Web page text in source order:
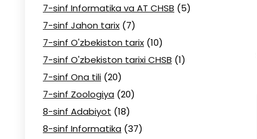
7-sinf Informatika va AT CHSB (5)
7-sinf Jahon tarix (7)
7-sinf O'zbekiston tarix (10)
7-sinf O'zbekiston tarixi CHSB (1)
7-sinf Ona tili (20)
7-sinf Zoologiya (20)
8-sinf Adabiyot (18)
8-sinf Informatika (37)